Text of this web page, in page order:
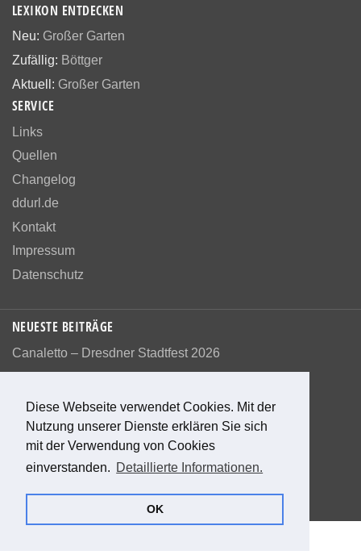
Diese Webseite verwendet Cookies. Mit der
Nutzung unserer Dienste erklären Sie sich
mit der Verwendung von Cookies
einverstanden. Detaillierte Informationen.
OK
LEXIKON ENTDECKEN
Neu: Großer Garten
Zufällig: Böttger
Aktuell: Großer Garten
SERVICE
Links
Quellen
Changelog
ddurl.de
Kontakt
Impressum
Datenschutz
NEUESTE BEITRÄGE
Canaletto – Dresdner Stadtfest 2026
Bewerte diese Seite